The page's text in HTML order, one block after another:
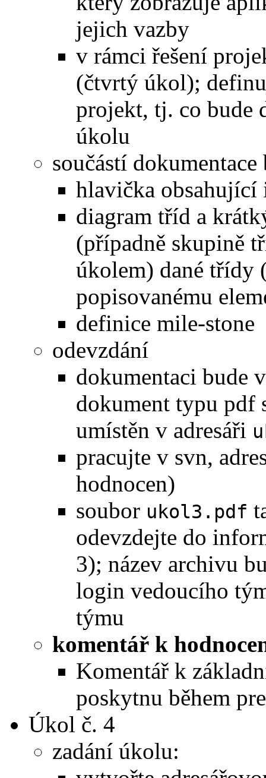
jejich vazby
v rámci řešení
(čtvrtý úkol);
projekt, tj. co bude
úkolu
součástí dokumentace
hlavička obsahující
diagram tříd a
(případně skupině
úkolem) dané třídy
popisovanému
definice mile-stone
odevzdání
dokumentaci bude
dokument typu pdf
umístěn v adresáři
pracujte v svn,
hodnocen)
soubor ukol3.pdf
odevzdejte do
3); název archivu
login vedoucího
týmu
komentář k
Komentář k
poskytnu během
Úkol č. 4
zadání úkolu: